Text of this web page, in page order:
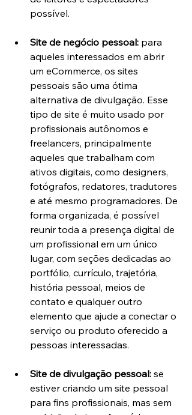
possível.
Site de negócio pessoal: para
aqueles interessados em abrir
um eCommerce, os sites
pessoais são uma ótima
alternativa de divulgação. Esse
tipo de site é muito usado por
profissionais autônomos e
freelancers, principalmente
aqueles que trabalham com
ativos digitais, como designers,
fotógrafos, redatores, tradutores
e até mesmo programadores. De
forma organizada, é possível
reunir toda a presença digital de
um profissional em um único
lugar, com seções dedicadas ao
portfólio, currículo, trajetória,
história pessoal, meios de
contato e qualquer outro
elemento que ajude a conectar o
serviço ou produto oferecido a
pessoas interessadas.
Site de divulgação pessoal: se
estiver criando um site pessoal
para fins profissionais, mas sem